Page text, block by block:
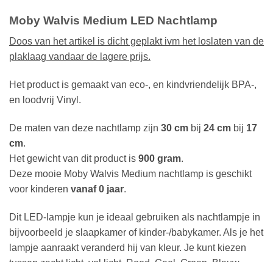
Moby Walvis Medium LED Nachtlamp
Doos van het artikel is dicht geplakt ivm het loslaten van de
plaklaag vandaar de lagere prijs.
Het product is gemaakt van eco-, en kindvriendelijk BPA-,
en loodvrij Vinyl.
De maten van deze nachtlamp zijn 30 cm bij 24 cm bij 17
cm.
Het gewicht van dit product is 900 gram.
Deze mooie Moby Walvis Medium nachtlamp is geschikt
voor kinderen vanaf 0 jaar.
Dit LED-lampje kun je ideaal gebruiken als nachtlampje in
bijvoorbeeld je slaapkamer of kinder-/babykamer. Als je het
lampje aanraakt veranderd hij van kleur. Je kunt kiezen